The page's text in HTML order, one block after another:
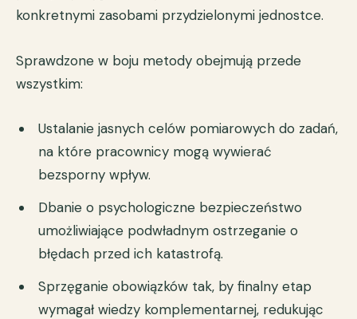
konkretnymi zasobami przydzielonymi jednostce.
Sprawdzone w boju metody obejmują przede
wszystkim:
Ustalanie jasnych celów pomiarowych do zadań,
na które pracownicy mogą wywierać
bezsporny wpływ.
Dbanie o psychologiczne bezpieczeństwo
umożliwiające podwładnym ostrzeganie o
błędach przed ich katastrofą.
Sprzęganie obowiązków tak, by finalny etap
wymagał wiedzy komplementarnej, redukując